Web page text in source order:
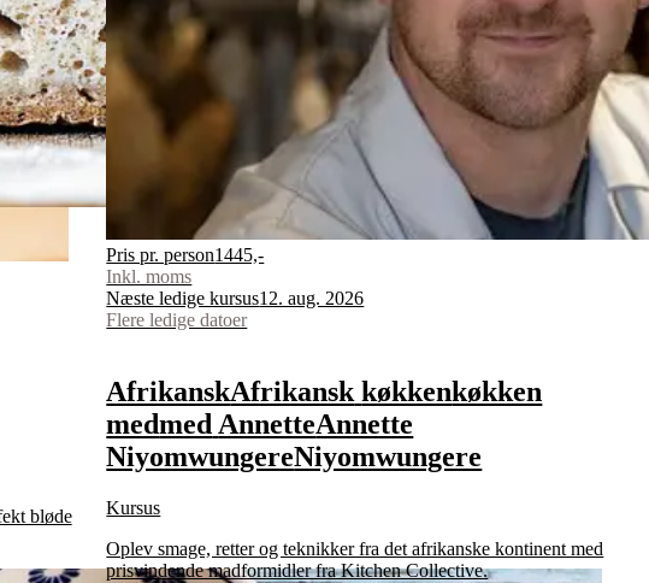
Pris pr. person1445,-
Inkl. moms
Næste ledige kursus12. aug. 2026
Flere ledige datoer
bløde
AfrikanskAfrikansk køkkenkøkken
medmed AnnetteAnnette
NiyomwungereNiyomwungere
Kursus
Oplev smage, retter og teknikker fra det afrikanske kontinent med
prisvindende madformidler fra Kitchen Collective.